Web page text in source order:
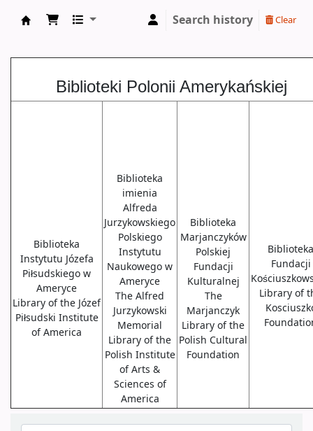
Search history Clear
Biblioteki Polonii Amerykańskiej
Biblioteka
Instytutu Józefa
Piłsudskiego w
Ameryce
Library of the Józef
Piłsudski Institute
of America
Biblioteka
imienia
Alfreda
Jurzykowskiego
Polskiego
Instytutu
Naukowego w
Ameryce
The Alfred
Jurzykowski
Memorial
Library of the
Polish Institute
of Arts &
Sciences of
America
Biblioteka
Marjanczyków
Polskiej
Fundacji
Kulturalnej
The
Marjanczyk
Library of the
Polish Cultural
Foundation
Biblioteka
Fundacji
Library of